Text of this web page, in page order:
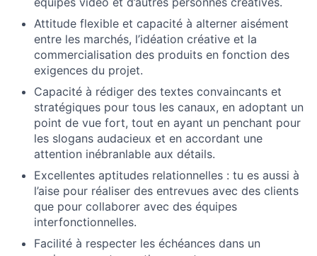
Attitude flexible et capacité à alterner aisément
entre les marchés, l’idéation créative et la
commercialisation des produits en fonction des
exigences du projet.
Capacité à rédiger des textes convaincants et
stratégiques pour tous les canaux, en adoptant un
point de vue fort, tout en ayant un penchant pour
les slogans audacieux et en accordant une
attention inébranlable aux détails.
Excellentes aptitudes relationnelles : tu es aussi à
l’aise pour réaliser des entrevues avec des clients
que pour collaborer avec des équipes
interfonctionnelles.
Facilité à respecter les échéances dans un